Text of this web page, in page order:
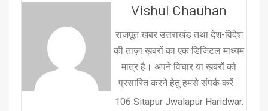
Vishul Chauhan
राजपूत खबर उत्तराखंड तथा देश-विदेश
की ताज़ा ख़बरों का एक डिजिटल माध्यम
मात्र है। अपने विचार या ख़बरों को
प्रसारित करने हेतु हमसे संपर्क करें।
106 Sitapur Jwalapur Haridwar.